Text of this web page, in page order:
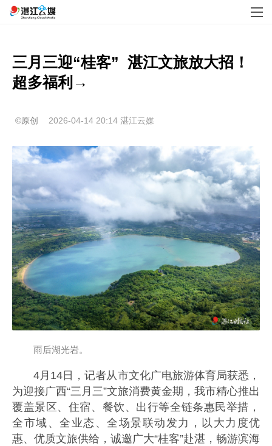
三月三迎“桂客”  湛江文旅放大招！
超多福利→
©原创 2026-04-14 20:14 湛江云媒
雨后湖光岩。
4月14日，记者从市文化广电旅游体育局获悉，
为迎接广西“三月三”文旅消费黄金期，我市精心推出
覆盖景区、住宿、餐饮、出行等全链条惠民举措，
全市域、全业态、全场景联动发力，以大力度优
惠、优质文旅供给，诚邀广大“桂客”赴湛，畅游滨海